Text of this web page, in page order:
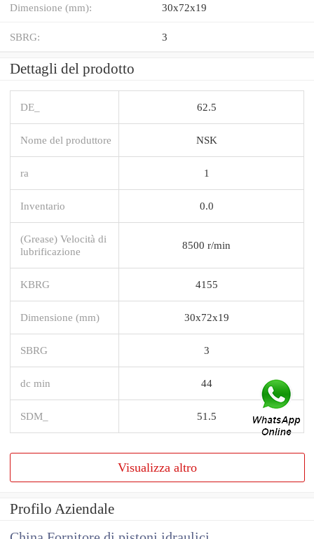
Dimensione (mm): 30x72x19
SBRG: 3
Dettagli del prodotto
DE_ 62.5
Nome del produttore NSK
ra 1
Inventario 0.0
(Grease) Velocità di
lubrificazione
8500 r/min
KBRG 4155
Dimensione (mm) 30x72x19
SBRG 3
dc min 44
SDM_ 51.5
Visualizza altro
Profilo Aziendale